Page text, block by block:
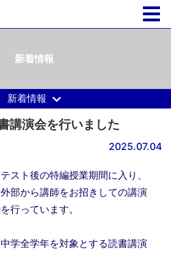
新着情報
新着情報
講演会を行いました
2025.07.04
スト後の特編授業期間に入り、
部から講師をお招きしての講演
行っています。
学全学年を対象とする読書講演